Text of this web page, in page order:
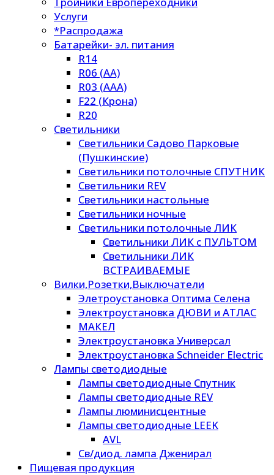
Услуги
*Распродажа
Батарейки- эл. питания
R14
R06 (AA)
R03 (AAA)
F22 (Крона)
R20
Светильники
Светильники Садово Парковые
(Пушкинские)
Светильники потолочные СПУТНИК
Светильники REV
Светильники настольные
Светильники ночные
Светильники потолочные ЛИК
Светильники ЛИК с ПУЛЬТОМ
Светильники ЛИК
ВСТРАИВАЕМЫЕ
Вилки,Розетки,Выключатели
Элетроустановка Оптима Селена
Электроустановка ДЮВИ и АТЛАС
МАКЕЛ
Электроустановка Универсал
Электроустановка Schneider Electric
Лампы светодиодные
Лампы светодиодные Спутник
Лампы светодиодные REV
Лампы люминисцентные
Лампы светодиодные LEEK
AVL
Св/диод. лампа Дженирал
Пищевая продукция